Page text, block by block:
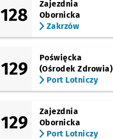
128
Zajezdnia
Obornicka
Zakrzów
129
Poświęcka
(Ośrodek Zdrowia)
Port Lotniczy
129
Zajezdnia
Obornicka
Port Lotniczy